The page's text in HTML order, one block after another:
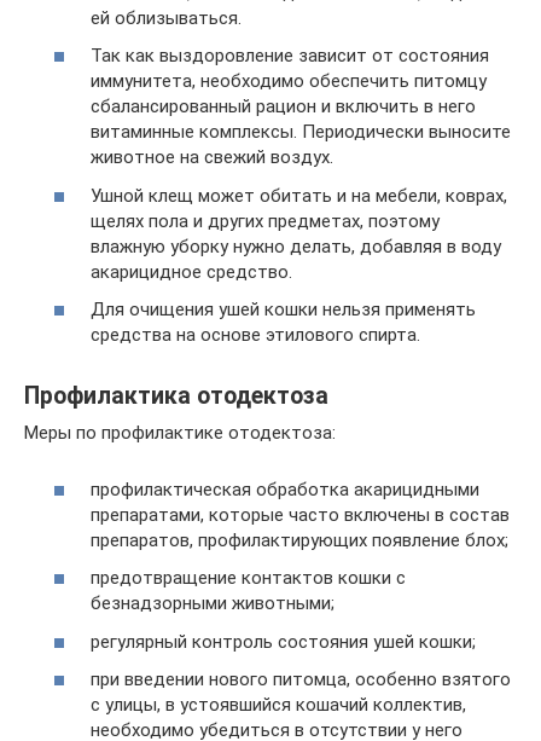
ей облизываться.
Так как выздоровление зависит от состояния
иммунитета, необходимо обеспечить питомцу
сбалансированный рацион и включить в него
витаминные комплексы. Периодически выносите
животное на свежий воздух.
Ушной клещ может обитать и на мебели, коврах,
щелях пола и других предметах, поэтому
влажную уборку нужно делать, добавляя в воду
акарицидное средство.
Для очищения ушей кошки нельзя применять
средства на основе этилового спирта.
Профилактика отодектоза
Меры по профилактике отодектоза:
профилактическая обработка акарицидными
препаратами, которые часто включены в состав
препаратов, профилактирующих появление блох;
предотвращение контактов кошки с
безнадзорными животными;
регулярный контроль состояния ушей кошки;
при введении нового питомца, особенно взятого
с улицы, в устоявшийся кошачий коллектив,
необходимо убедиться в отсутствии у него